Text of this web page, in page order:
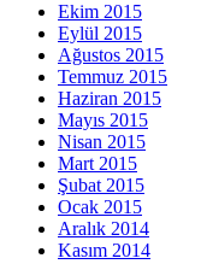
Ekim 2015
Eylül 2015
Ağustos 2015
Temmuz 2015
Haziran 2015
Mayıs 2015
Nisan 2015
Mart 2015
Şubat 2015
Ocak 2015
Aralık 2014
Kasım 2014